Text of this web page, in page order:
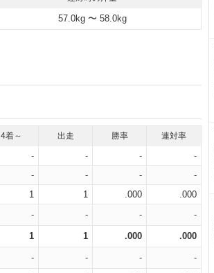
57.0kg 〜 58.0kg
4着～ 出走 勝率 連対率
- - -
-
- - -
-
1 1 .000
.000
- - - -
1 1 .000 .000
- - - -